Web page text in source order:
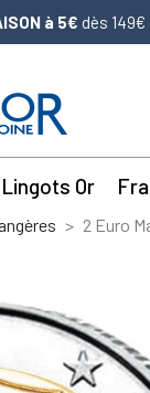
à 5€ dès 149€
Lingots Or
2 Euro